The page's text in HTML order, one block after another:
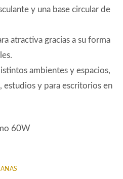
y una base circular de
atractiva gracias a su forma
ambientes y espacios,
y para escritorios en
60W